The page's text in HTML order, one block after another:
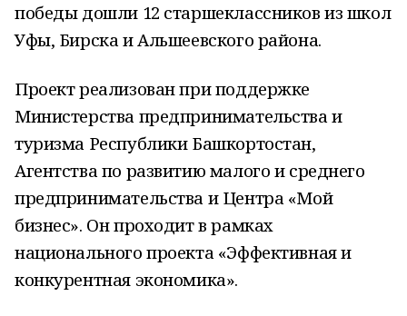
победы дошли 12 старшеклассников из школ
Уфы, Бирска и Альшеевского района.
Проект реализован при поддержке
Министерства предпринимательства и
туризма Республики Башкортостан,
Агентства по развитию малого и среднего
предпринимательства и Центра «Мой
бизнес». Он проходит в рамках
национального проекта «Эффективная и
конкурентная экономика».